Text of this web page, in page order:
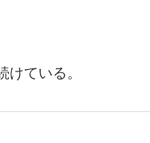
ている。